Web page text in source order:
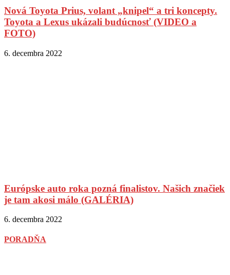
Nová Toyota Prius, volant „knipel“ a tri koncepty.
Toyota a Lexus ukázali budúcnosť (VIDEO a
FOTO)
6. decembra 2022
Európske auto roka pozná finalistov. Našich značiek
je tam akosi málo (GALÉRIA)
6. decembra 2022
PORADŇA